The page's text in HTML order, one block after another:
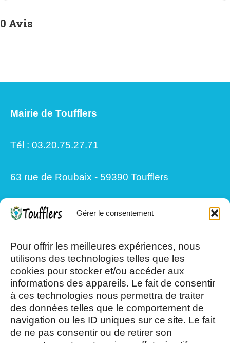
Gérer le consentement
Pour offrir les meilleures expériences, nous
utilisons des technologies telles que les
cookies pour stocker et/ou accéder aux
informations des appareils. Le fait de consentir
à ces technologies nous permettra de traiter
des données telles que le comportement de
navigation ou les ID uniques sur ce site. Le fait
de ne pas consentir ou de retirer son
0 Avis
Mairie de Toufflers
Tél : 03.20.75.27.71
63 rue de Roubaix - 59390 Toufflers
13h30/17h15
Mercredi et Samedi : 8h- 12h